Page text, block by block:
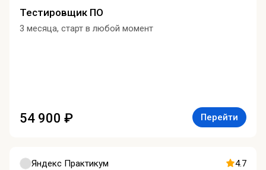
Тестировщик ПО
3 месяца, старт в любой момент
54 900 ₽ Перейти
Яндекс Практикум 4.7